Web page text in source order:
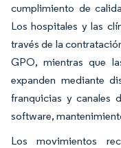
cumplimiento de
Los hospitales y las
través de la
GPO, mientras que
expanden mediante
franquicias y canales
software,
Los movimientos